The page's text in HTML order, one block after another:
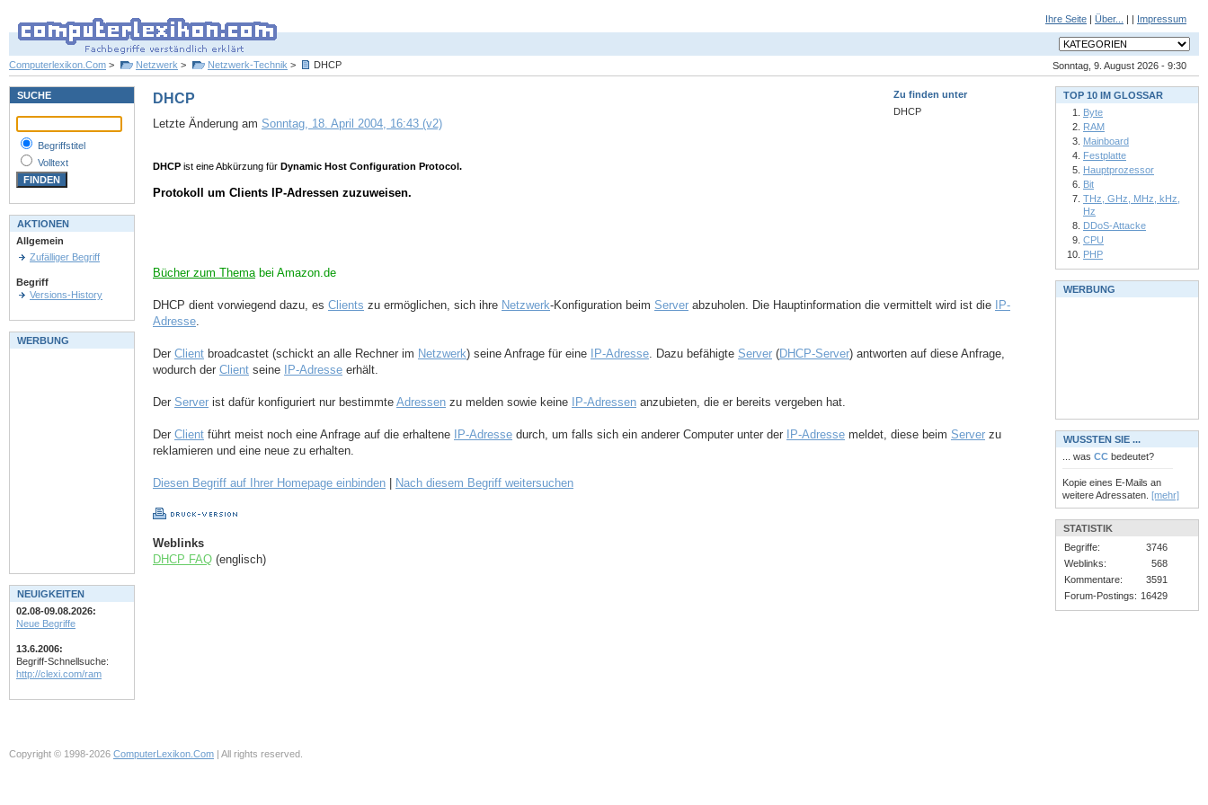
Ihre Seite | Über... | | Impressum
Sonntag, 9. August 2026 - 9:30
Computerlexikon.Com > Netzwerk > Netzwerk-Technik > DHCP
Zu finden unter
DHCP
DHCP
Letzte Änderung am Sonntag, 18. April 2004, 16:43 (v2)
DHCP ist eine Abkürzung für Dynamic Host Configuration Protocol.
Protokoll um Clients IP-Adressen zuzuweisen.
Bücher zum Themabei Amazon.de
DHCP dient vorwiegend dazu, es Clients zu ermöglichen, sich ihre Netzwerk-Konfiguration beim Server abzuholen. Die Hauptinformation die vermittelt wird ist die
IP-
Adresse.
Der Client broadcastet (schickt an alle Rechner im Netzwerk) seine Anfrage für eine IP-Adresse. Dazu befähigte Server (DHCP-Server) antworten auf diese Anfrage,
wodurch der Client seine IP-Adresse erhält.
Der Server ist dafür konfiguriert nur bestimmte Adressen zu melden sowie keine IP-Adressen anzubieten, die er bereits vergeben hat.
Der Client führt meist noch eine Anfrage auf die erhaltene IP-Adresse durch, um falls sich ein anderer Computer unter der IP-Adresse meldet, diese beim Server zu
reklamieren und eine neue zu erhalten.
Diesen Begriff auf Ihrer Homepage einbinden Nach diesem Begriff weitersuchen
Weblinks
DHCP FAQ (englisch)
SUCHE
Begriffstitel
Volltext
AKTIONEN
Allgemein
Zufälliger Begriff
Begriff
Versions-History
WERBUNG
NEUIGKEITEN
02.08-09.08.2026:
Neue Begriffe
13.6.2006:
Begriff-Schnellsuche:
http://clexi.com/ram
TOP 10 IM GLOSSAR
Byte
RAM
Mainboard
Festplatte
Hauptprozessor
Bit
THz, GHz, MHz, kHz,
Hz
DDoS-Attacke
CPU
PHP
WERBUNG
WUSSTEN SIE ...
... was CC bedeutet?
Kopie eines E-Mails an
weitere Adressaten. [mehr]
STATISTIK
Begriffe:
3746
Weblinks:
568
Kommentare:
3591
Forum-Postings: 16429
Copyright © 1998-2026 ComputerLexikon.Com | All rights reserved.